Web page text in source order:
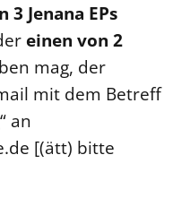
3 Jenana EPs
einen von 2
mag, der
mit dem Betreff
an
[(ätt) bitte